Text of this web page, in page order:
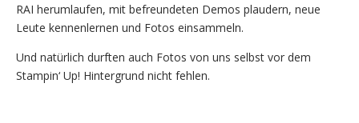
RAI herumlaufen, mit befreundeten Demos plaudern, neue
Leute kennenlernen und Fotos einsammeln.
Und natürlich durften auch Fotos von uns selbst vor dem
Stampin‘ Up! Hintergrund nicht fehlen.